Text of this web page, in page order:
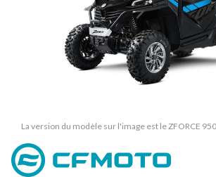
La version du modèle sur l'image est le ZFORCE